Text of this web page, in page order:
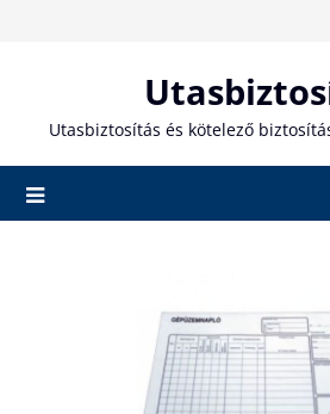
Utasbiztosítás és kötelező